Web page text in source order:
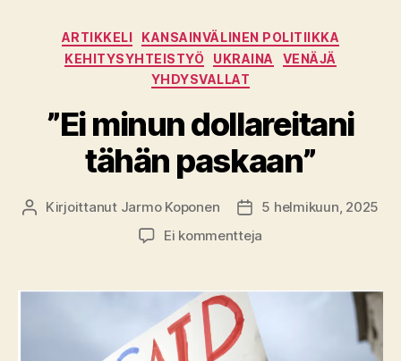
Kategoriat
ARTIKKELI
KANSAINVÄLINEN POLITIIKKA
KEHITYSYHTEISTYÖ
UKRAINA
VENÄJÄ
YHDYSVALLAT
”Ei minun dollareitani
tähän paskaan”
Kirjoittaja
Kirjoittanut Jarmo Koponen Julkaisupäivämäärä
5 helmikuun, 2025
Ei kommentteja
dollareitani